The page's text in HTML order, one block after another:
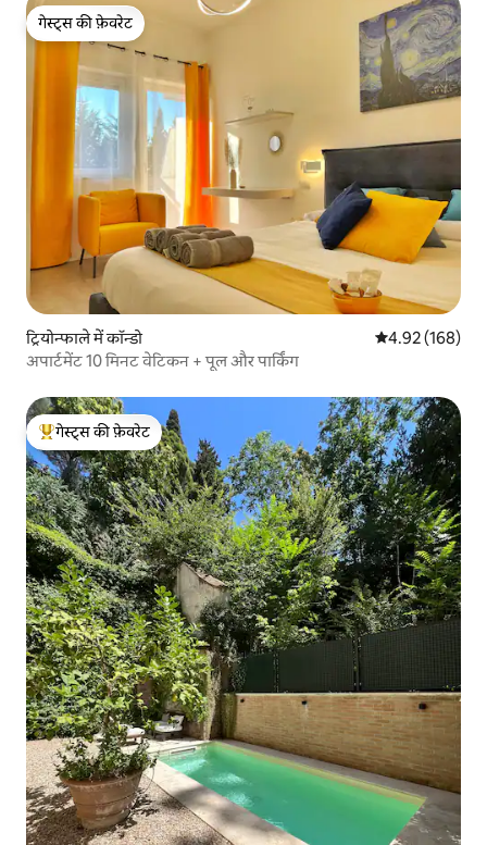
गेस्ट्स की फ़ेवरेट
गेस्ट्स की फ़ेवरेट
ट्रियोन्फाले में कॉन्डो औसत रेटिंग 5 में से
4.92 (168)
अपार्टमेंट 10 मिनट वेटिकन + पूल और पार्किंग
गेस्ट्स का टॉप फ़ेवरेट
गेस्ट्स की फ़ेवरेट